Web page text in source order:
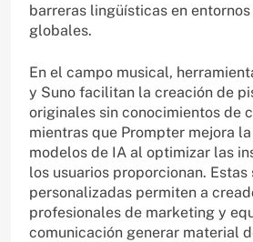
barreras lingüísticas en
globales.
En el campo musical,
y Suno facilitan la creación de
originales sin conocimientos de
mientras que Prompter mejora
modelos de IA al optimizar las
los usuarios proporcionan. Estas
personalizadas permiten a
profesionales de marketing y
comunicación generar material